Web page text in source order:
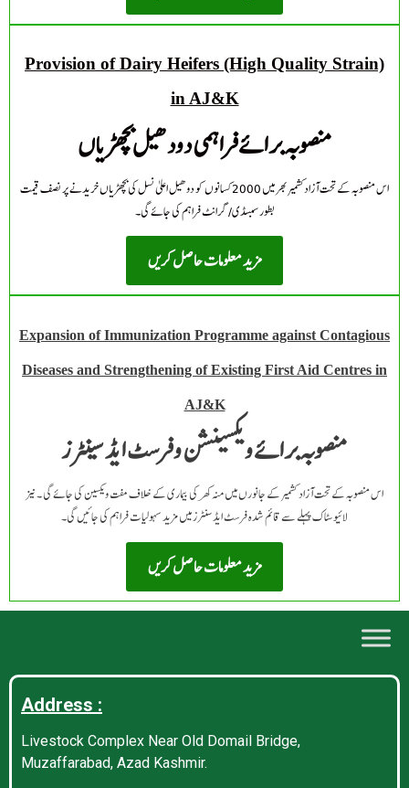
Provision of Dairy Heifers (High Quality Strain)
in AJ&K
منصوبہ برائے فراہمی دودھیل بچھڑیاں
اس منصوبہ کے تحت آزادکشمیر بھر میں 2000 کسانوں کو دوھیل اعلیٰ نسل کی بچھڑیاں خریدنے پر نصف قیمت
بطور سبسڈی/ گرانٹ فراہم کی جائے گی۔
مزید معلومات حاصل کریں
Expansion of Immunization Programme against Contagious
Diseases and Strengthening of Existing First Aid Centres in
AJ&K
منصوبہ برائے ویکسینشن و فرسٹ ایڈ سینٹرز
اس منصوبہ کے تحت آزاد کشمیر کے جانورں میں منہ کھر کی بیماری کے خلاف مفت ویکسین کی جائے گی ۔ نیز
لائیوسٹاک پہلے سے قائم شدہ فرسٹ ایڈ سنٹرز میں مزید سہولیات فراہم کی جائیں گی۔
مزید معلومات حاصل کریں
Address :
Livestock Complex Near Old Domail Bridge,
Muzaffarabad, Azad Kashmir.